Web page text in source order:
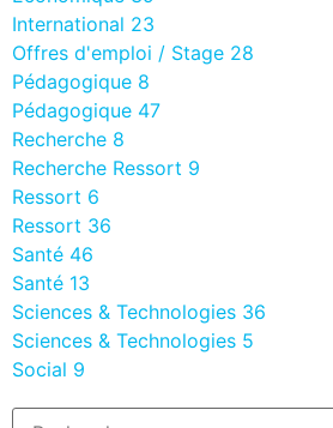
International 23
Offres d'emploi / Stage 28
Pédagogique 8
Pédagogique 47
Recherche 8
Recherche Ressort 9
Ressort 6
Ressort 36
Santé 46
Santé 13
Sciences & Technologies 36
Sciences & Technologies 5
Social 9